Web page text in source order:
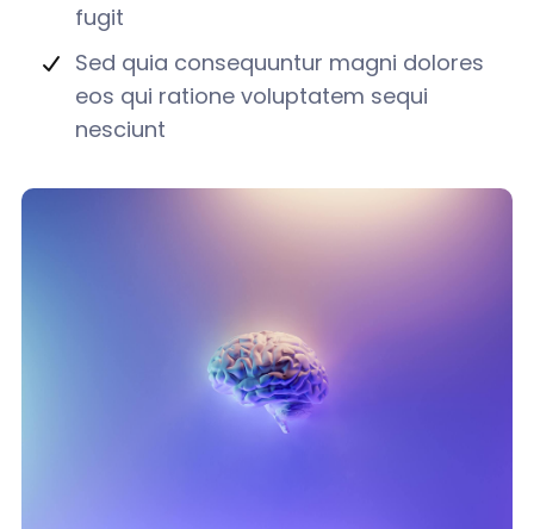
fugit
Sed quia consequuntur magni dolores
eos qui ratione voluptatem sequi
nesciunt